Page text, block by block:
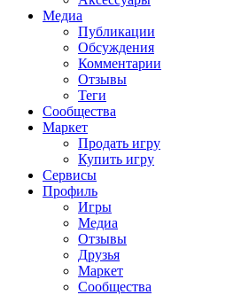
Медиа
Публикации
Обсуждения
Комментарии
Отзывы
Теги
Сообщества
Маркет
Продать игру
Купить игру
Сервисы
Профиль
Игры
Медиа
Отзывы
Друзья
Маркет
Сообщества